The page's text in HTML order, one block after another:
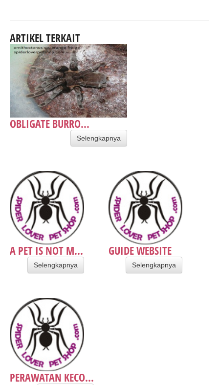
ARTIKEL TERKAIT
OBLIGATE BURRO...
Selengkapnya
A PET IS NOT M...
Selengkapnya
GUIDE WEBSITE
Selengkapnya
PERAWATAN KECO...